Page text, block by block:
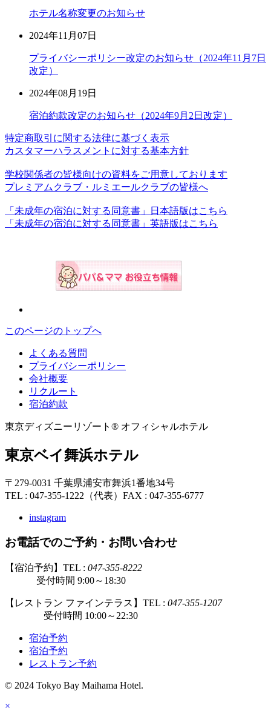
ホテル名称変更のお知らせ
2024年11月07日
プライバシーポリシー改定のお知らせ（2024年11月7日
改定）
2024年08月19日
宿泊約款改定のお知らせ（2024年9月2日改定）
特定商取引に関する法律に基づく表示
カスタマーハラスメントに対する基本方針
学校関係者の皆様向けの資料をご用意しております
プレミアムクラブ・ルミエールクラブの皆様へ
「未成年の宿泊に対する同意書」日本語版はこちら
「未成年の宿泊に対する同意書」英語版はこちら
このページのトップへ
よくある質問
プライバシーポリシー
会社概要
リクルート
宿泊約款
東京ディズニーリゾート® オフィシャルホテル
東京ベイ舞浜ホテル
〒279-0031 千葉県浦安市舞浜1番地34号
TEL : 047-355-1222（代表） FAX : 047-355-6777
instagram
お電話でのご予約・お問い合わせ
【宿泊予約】TEL : 047-355-8222
受付時間 9:00～18:30
【レストラン ファインテラス】TEL : 047-355-1207
受付時間 10:00～22:30
宿泊予約
宿泊予約
レストラン予約
© 2024 Tokyo Bay Maihama Hotel.
×